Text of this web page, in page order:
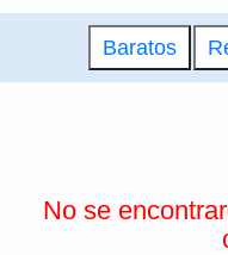
Baratos
No se